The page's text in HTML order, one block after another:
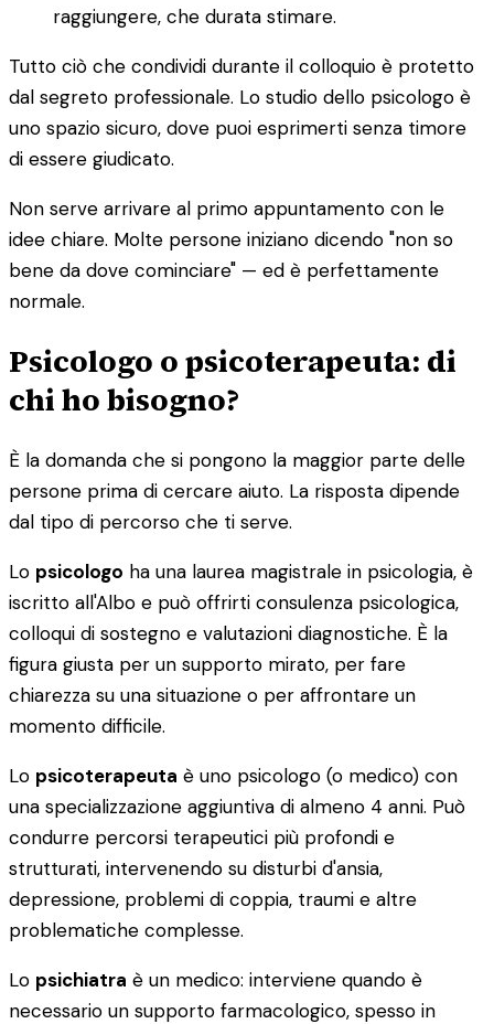
raggiungere, che durata stimare.
Tutto ciò che condividi durante il colloquio è protetto
dal segreto professionale. Lo studio dello psicologo è
uno spazio sicuro, dove puoi esprimerti senza timore
di essere giudicato.
Non serve arrivare al primo appuntamento con le
idee chiare. Molte persone iniziano dicendo "non so
bene da dove cominciare" — ed è perfettamente
normale.
Psicologo o psicoterapeuta: di
chi ho bisogno?
È la domanda che si pongono la maggior parte delle
persone prima di cercare aiuto. La risposta dipende
dal tipo di percorso che ti serve.
Lo psicologo ha una laurea magistrale in psicologia, è
iscritto all'Albo e può offrirti consulenza psicologica,
colloqui di sostegno e valutazioni diagnostiche. È la
figura giusta per un supporto mirato, per fare
chiarezza su una situazione o per affrontare un
momento difficile.
Lo psicoterapeuta è uno psicologo (o medico) con
una specializzazione aggiuntiva di almeno 4 anni. Può
condurre percorsi terapeutici più profondi e
strutturati, intervenendo su disturbi d'ansia,
depressione, problemi di coppia, traumi e altre
problematiche complesse.
Lo psichiatra è un medico: interviene quando è
necessario un supporto farmacologico, spesso in